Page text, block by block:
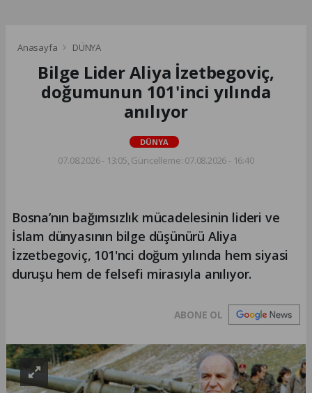
Anasayfa DÜNYA
Bilge Lider Aliya İzetbegoviç,
doğumunun 101'inci yılında
anılıyor
DÜNYA
07.08.2026 - 13:05, Güncelleme: 07.08.2026 - 16:40
Bosna’nın bağımsızlık mücadelesinin lideri ve
İslam dünyasının bilge düşünürü Aliya
İzzetbegoviç, 101'nci doğum yılında hem siyasi
duruşu hem de felsefi mirasıyla anılıyor.
ABONE OL